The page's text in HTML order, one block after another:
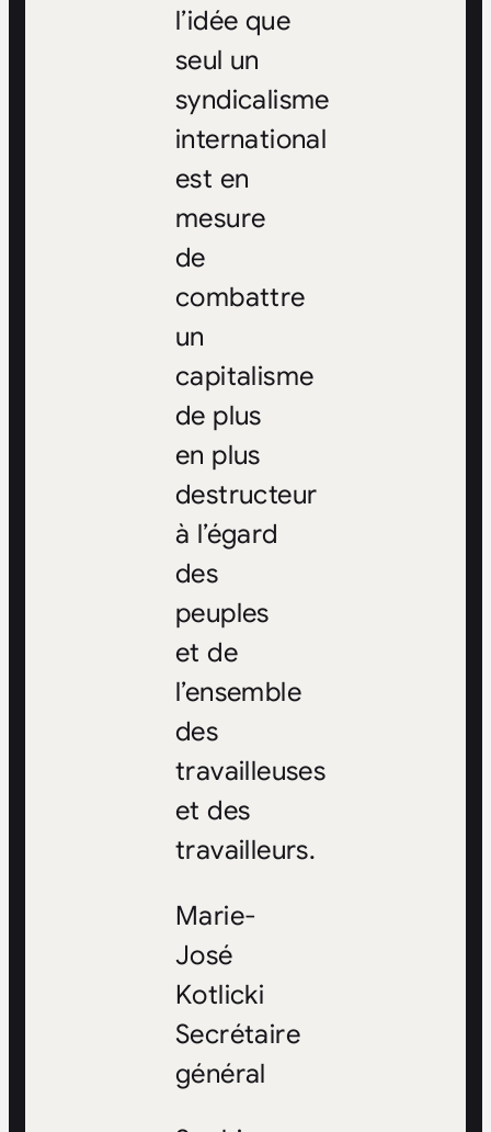
l’idée que
seul un
syndicalisme
international
est en
mesure
de
combattre
un
capitalisme
de plus
en plus
destructeur
à l’égard
des
peuples
et de
l’ensemble
des
travailleuses
et des
travailleurs.
Marie-
José
Kotlicki
Secrétaire
général